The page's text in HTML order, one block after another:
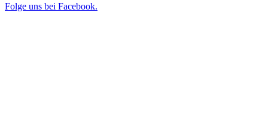
Folge uns bei Facebook.